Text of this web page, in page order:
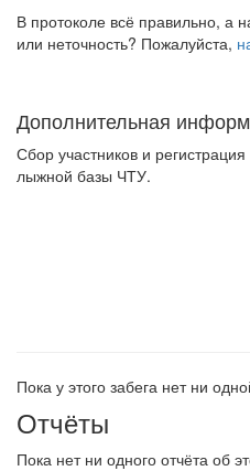
В протоколе всё правильно, а
или неточность? Пожалуйста,
Дополнительная
Сбор участников и
лыжной базы ЧТУ.
Пока у этого забега нет ни
Отчёты
Пока нет ни одного отчёта об